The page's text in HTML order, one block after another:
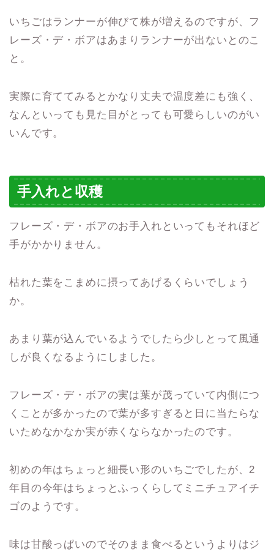
いちごはランナーが伸びて株が増えるのですが、フ
レーズ・デ・ボアはあまりランナーが出ないとのこ
と。
実際に育ててみるとかなり丈夫で温度差にも強く、
なんといっても見た目がとっても可愛らしいのがい
いんです。
手入れと収穫
フレーズ・デ・ボアのお手入れといってもそれほど
手がかかりません。
枯れた葉をこまめに摂ってあげるくらいでしょう
か。
あまり葉が込んでいるようでしたら少しとって風通
しが良くなるようにしました。
フレーズ・デ・ボアの実は葉が茂っていて内側につ
くことが多かったので葉が多すぎると日に当たらな
いためなかなか実が赤くならなかったのです。
初めの年はちょっと細長い形のいちごでしたが、2
年目の今年はちょっとふっくらしてミニチュアイチ
ゴのようです。
味は甘酸っぱいのでそのまま食べるというよりはジ